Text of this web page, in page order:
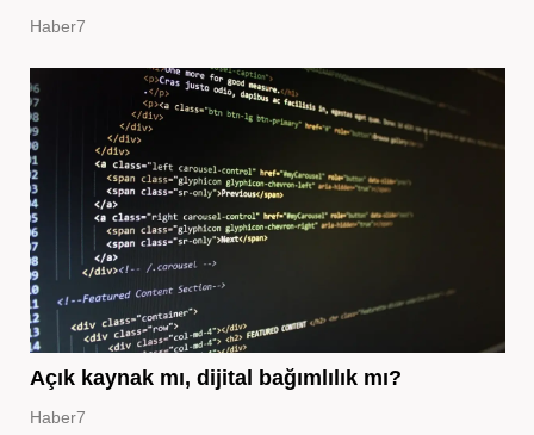
Haber7
Açık kaynak mı, dijital bağımlılık mı?
Haber7